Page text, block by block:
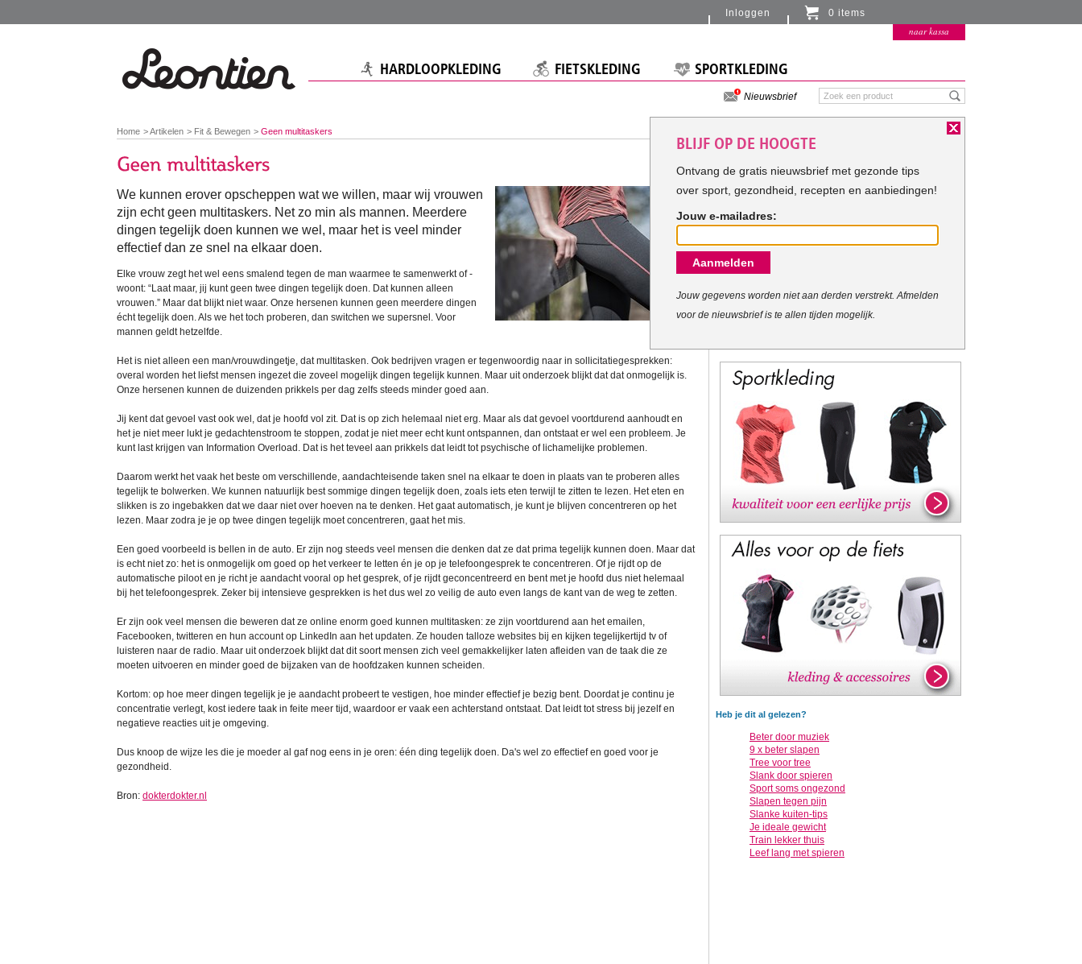
You
are
here:
Home Artikelen Fit & Bewegen Geen multitaskers
We kunnen erover opscheppen wat we willen, maar wij vrouwen
zijn echt geen multitaskers. Net zo min als mannen. Meerdere
dingen tegelijk doen kunnen we wel, maar het is veel minder
effectief dan ze snel na elkaar doen.
Elke vrouw zegt het wel eens smalend tegen de man waarmee te samenwerkt of -
woont: “Laat maar, jij kunt geen twee dingen tegelijk doen. Dat kunnen alleen
vrouwen.” Maar dat blijkt niet waar. Onze hersenen kunnen geen meerdere dingen
écht tegelijk doen. Als we het toch proberen, dan switchen we supersnel. Voor
mannen geldt hetzelfde.
Het is niet alleen een man/vrouwdingetje, dat multitasken. Ook bedrijven vragen er tegenwoordig naar in sollicitatiegesprekken:
overal worden het liefst mensen ingezet die zoveel mogelijk dingen tegelijk kunnen. Maar uit onderzoek blijkt dat dat onmogelijk is.
Onze hersenen kunnen de duizenden prikkels per dag zelfs steeds minder goed aan.
Jij kent dat gevoel vast ook wel, dat je hoofd vol zit. Dat is op zich helemaal niet erg. Maar als dat gevoel voortdurend aanhoudt en
het je niet meer lukt je gedachtenstroom te stoppen, zodat je niet meer echt kunt ontspannen, dan ontstaat er wel een probleem. Je
kunt last krijgen van Information Overload. Dat is het teveel aan prikkels dat leidt tot psychische of lichamelijke problemen.
Daarom werkt het vaak het beste om verschillende, aandachteisende taken snel na elkaar te doen in plaats van te proberen alles
tegelijk te bolwerken. We kunnen natuurlijk best sommige dingen tegelijk doen, zoals iets eten terwijl te zitten te lezen. Het eten en
slikken is zo ingebakken dat we daar niet over hoeven na te denken. Het gaat automatisch, je kunt je blijven concentreren op het
lezen. Maar zodra je je op twee dingen tegelijk moet concentreren, gaat het mis.
Een goed voorbeeld is bellen in de auto. Er zijn nog steeds veel mensen die denken dat ze dat prima tegelijk kunnen doen. Maar dat
is echt niet zo: het is onmogelijk om goed op het verkeer te letten én je op je telefoongesprek te concentreren. Of je rijdt op de
automatische piloot en je richt je aandacht vooral op het gesprek, of je rijdt geconcentreerd en bent met je hoofd dus niet helemaal
bij het telefoongesprek. Zeker bij intensieve gesprekken is het dus wel zo veilig de auto even langs de kant van de weg te zetten.
Er zijn ook veel mensen die beweren dat ze online enorm goed kunnen multitasken: ze zijn voortdurend aan het emailen,
Facebooken, twitteren en hun account op LinkedIn aan het updaten. Ze houden talloze websites bij en kijken tegelijkertijd tv of
luisteren naar de radio. Maar uit onderzoek blijkt dat dit soort mensen zich veel gemakkelijker laten afleiden van de taak die ze
moeten uitvoeren en minder goed de bijzaken van de hoofdzaken kunnen scheiden.
Kortom: op hoe meer dingen tegelijk je je aandacht probeert te vestigen, hoe minder effectief je bezig bent. Doordat je continu je
concentratie verlegt, kost iedere taak in feite meer tijd, waardoor er vaak een achterstand ontstaat. Dat leidt tot stress bij jezelf en
negatieve reacties uit je omgeving.
Dus knoop de wijze les die je moeder al gaf nog eens in je oren: één ding tegelijk doen. Da's wel zo effectief en goed voor je
gezondheid.
Bron: dokterdokter.nl
Heb je dit al gelezen?
Beter door muziek
9 x beter slapen
Tree voor tree
Slank door spieren
Sport soms ongezond
Slapen tegen pijn
Slanke kuiten-tips
Je ideale gewicht
Train lekker thuis
Leef lang met spieren
HARDLOOPKLEDING FIETSKLEDING SPORTKLEDING
Nieuwsbrief
Inloggen 0 items
Er zitten momenteel geen artikelen in de
naar kassa
BLIJF OP DE HOOGTE
Ontvang de gratis nieuwsbrief met gezonde tips
over sport, gezondheid, recepten en aanbiedingen!
Jouw e-mailadres:
Aanmelden
Jouw gegevens worden niet aan derden verstrekt. Afmelden
voor de nieuwsbrief is te allen tijden mogelijk.